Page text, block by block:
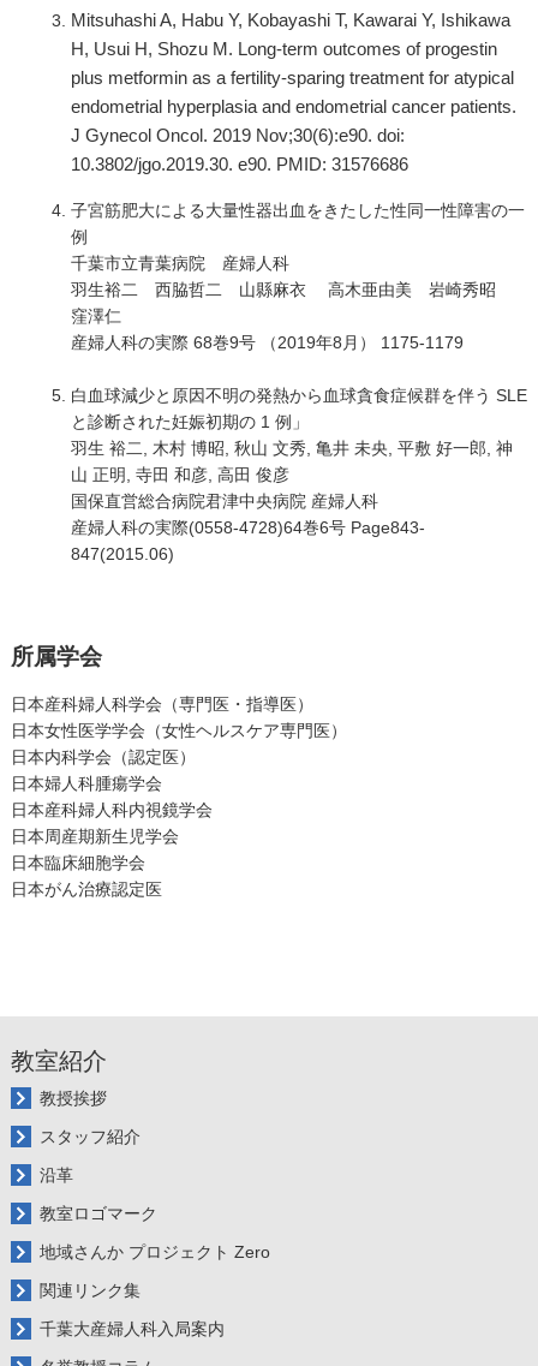
Mitsuhashi A, Habu Y, Kobayashi T, Kawarai Y, Ishikawa
H, Usui H, Shozu M. Long-term outcomes of progestin
plus metformin as a fertility-sparing treatment for atypical
endometrial hyperplasia and endometrial cancer patients.
J Gynecol Oncol. 2019 Nov;30(6):e90. doi:
10.3802/jgo.2019.30. e90. PMID: 31576686
子宮筋肥大による大量性器出血をきたした性同一性障害の一
例
千葉市立青葉病院 産婦人科
羽生裕二 西脇哲二 山縣麻衣 高木亜由美 岩崎秀昭
窪澤仁
産婦人科の実際 68巻9号 （2019年8月） 1175-1179
白血球減少と原因不明の発熱から血球貪食症候群を伴う SLE
と診断された妊娠初期の 1 例」
羽生 裕二, 木村 博昭, 秋山 文秀, 亀井 未央, 平敷 好一郎, 神
山 正明, 寺田 和彦, 高田 俊彦
国保直営総合病院君津中央病院 産婦人科
産婦人科の実際(0558-4728)64巻6号 Page843-
847(2015.06)
所属学会
日本産科婦人科学会（専門医・指導医）
日本女性医学学会（女性ヘルスケア専門医）
日本内科学会（認定医）
日本婦人科腫瘍学会
日本産科婦人科内視鏡学会
日本周産期新生児学会
日本臨床細胞学会
日本がん治療認定医
教室紹介
教授挨拶
スタッフ紹介
沿革
教室ロゴマーク
地域さんか プロジェクト Zero
関連リンク集
千葉大産婦人科入局案内